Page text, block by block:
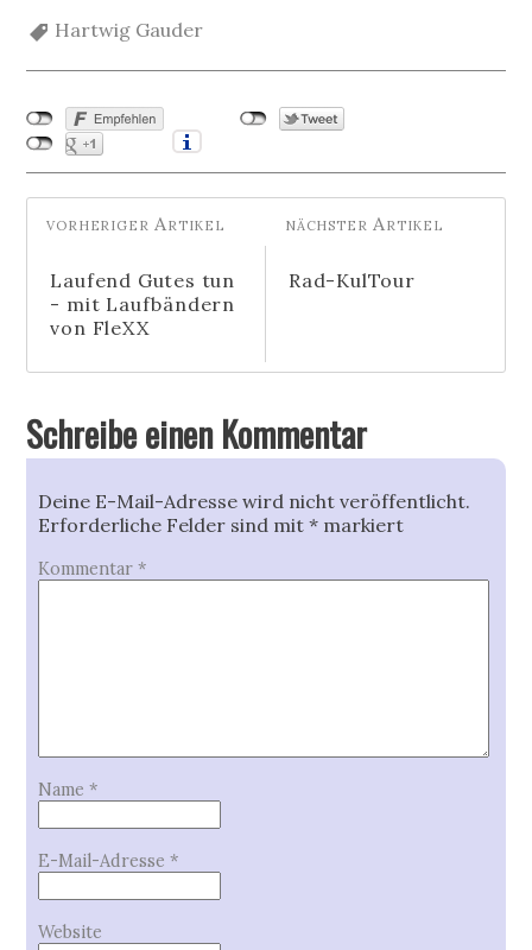
Hartwig Gauder
Laufend Gutes tun
- mit Laufbändern
von FleXX
Rad-KulTour
Schreibe einen Kommentar
Deine E-Mail-Adresse wird nicht veröffentlicht.
Erforderliche Felder sind mit* markiert
Kommentar*
Name*
E-Mail-Adresse*
Website